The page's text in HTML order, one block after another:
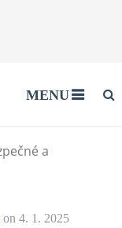
MENU
a
on 4. 1. 2025